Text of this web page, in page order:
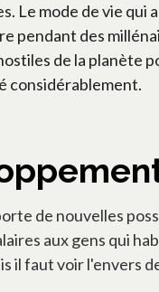
Le mode de vie qui
pendant des
de la planète
considérablement.
de nouvelles
aux gens qui
il faut voir l'envers